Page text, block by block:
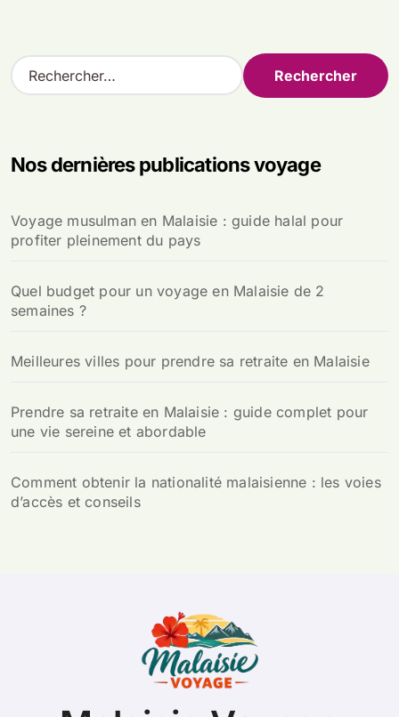
R
e
r
e
r
Nos dernières publications voyage
Voyage musulman en Malaisie : guide halal pour
profiter pleinement du pays
Quel budget pour un voyage en Malaisie de 2
semaines ?
Meilleures villes pour prendre sa retraite en Malaisie
Prendre sa retraite en Malaisie : guide complet pour
une vie sereine et abordable
Comment obtenir la nationalité malaisienne : les voies
d’accès et conseils